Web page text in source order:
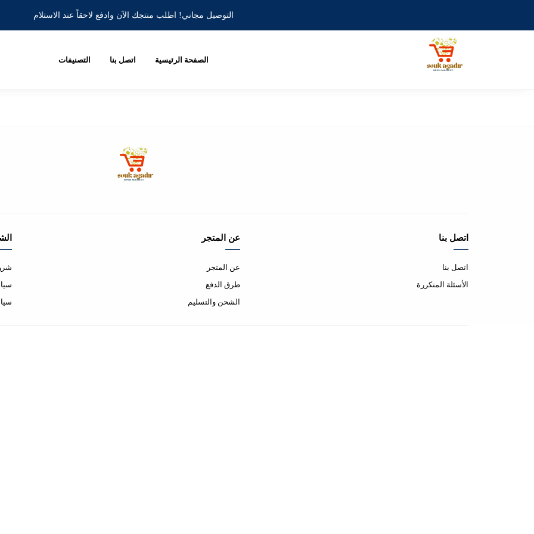
التوصيل مجاني! اطلب منتجك الآن وادفع لاحقاً عند الاستلام
الصفحة الرئيسية اتصل بنا التصنيفات
اتصل بنا
اتصل بنا
الأسئلة المتكررة
عن المتجر
عن المتجر
طرق الدفع
الشحن والتسليم